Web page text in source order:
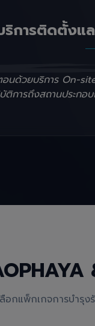
ริการติดตั้งแล
อนด้วยบริการ On-
การถึงสถานประกอบ
อกแพ็กเกจการบำรุ